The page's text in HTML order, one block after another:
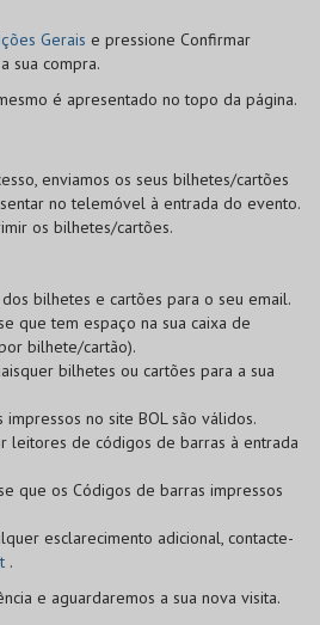
Gerais e pressione Confirmar
sua compra.
é apresentado no topo da página.
enviamos os seus bilhetes/cartões
no telemóvel à entrada do evento.
os bilhetes/cartões.
bilhetes e cartões para o seu email.
que tem espaço na sua caixa de
bilhete/cartão).
bilhetes ou cartões para a sua
no site BOLsão válidos.
leitores de códigos de barras à entrada
que os Códigos de barras impressos
esclarecimento adicional, contacte-
.
e aguardaremos a sua nova visita.